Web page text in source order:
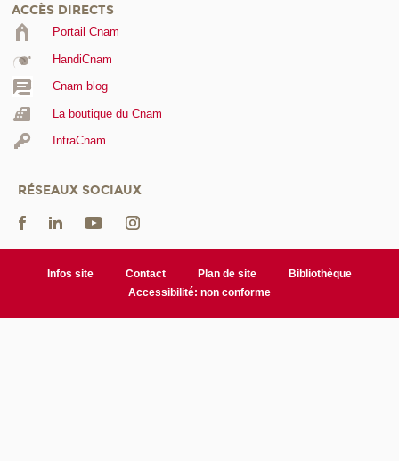
ACCÈS DIRECTS
Portail Cnam
HandiCnam
Cnam blog
La boutique du Cnam
IntraCnam
RÉSEAUX SOCIAUX
Infos site Contact Plan de site
Bibliothèque
Accessibilité: non conforme